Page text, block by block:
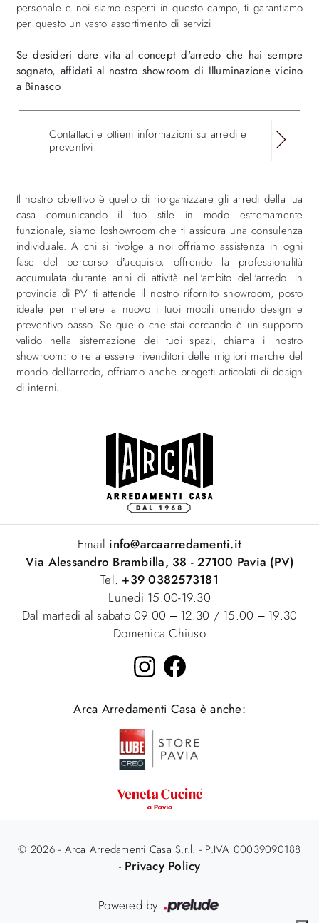
personale e noi siamo esperti in questo campo, ti garantiamo
per questo un vasto assortimento di servizi
Se desideri dare vita al concept d'arredo che hai sempre
sognato, affidati al nostro showroom di Illuminazione vicino
a Binasco
Contattaci e ottieni informazioni su arredi e
preventivi
Il nostro obiettivo è quello di riorganizzare gli arredi della tua
casa comunicando il tuo stile in modo estremamente
funzionale, siamo loshowroom che ti assicura una consulenza
individuale. A chi si rivolge a noi offriamo assistenza in ogni
fase del percorso d’acquisto, offrendo la professionalità
accumulata durante anni di attività nell'ambito dell'arredo. In
provincia di PV ti attende il nostro rifornito showroom, posto
ideale per mettere a nuovo i tuoi mobili unendo design e
preventivo basso. Se quello che stai cercando è un supporto
valido nella sistemazione dei tuoi spazi, chiama il nostro
showroom: oltre a essere rivenditori delle migliori marche del
mondo dell'arredo, offriamo anche progetti articolati di design
di interni.
Email info@arcaarredamenti.it
Via Alessandro Brambilla, 38 - 27100 Pavia (PV)
Tel. +39 0382573181
Lunedi 15.00-19.30
Dal martedi al sabato 09.00 – 12.30 / 15.00 – 19.30
Domenica Chiuso
Arca Arredamenti Casa è anche:
© 2026 - Arca Arredamenti Casa S.r.l. - P.IVA 00039090188
- Privacy Policy
Powered by